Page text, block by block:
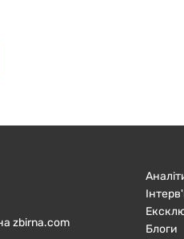
zbirna.com
Блоги